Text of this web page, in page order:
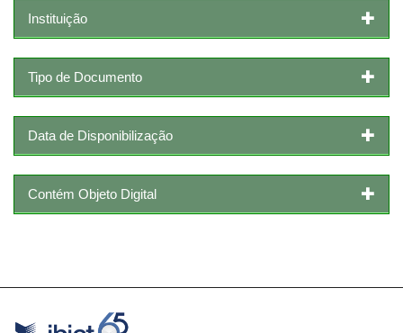
Instituição
Tipo de Documento
Data de Disponibilização
Contém Objeto Digital